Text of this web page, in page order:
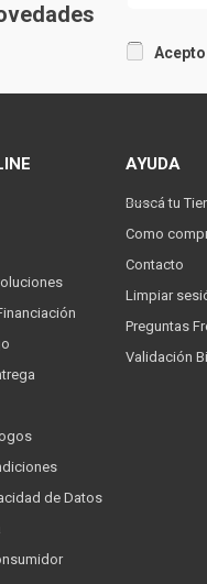
de Datos
AYUDA
Buscá tu
Como
Contacto
Limpiar
Preguntas
Validación